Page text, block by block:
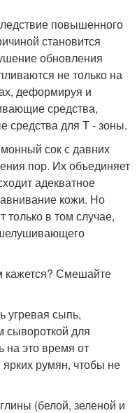
повышенного
становится
обновления
не только на
деформируя и
средства,
средства для Т - зоны.
сок с давних
пор. Их объединяет
адекватное
кожи. Но
только в том случае,
кажется? Смешайте
угревая сыпь,
сывороткой для
на это время от
румян, чтобы не
(белой, зеленой и